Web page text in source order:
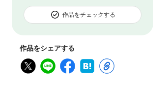
作品をチェックする
作品をシェアする